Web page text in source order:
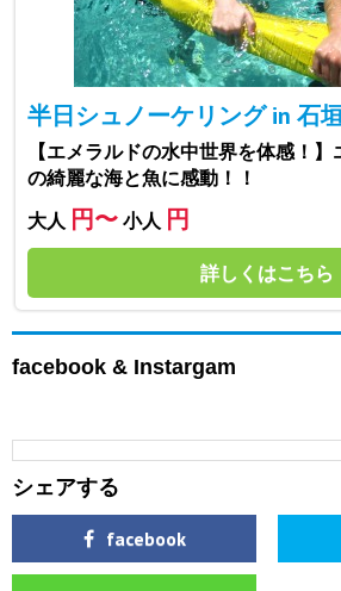
半日シュノーケリング in 石
【エメラルドの水中世界を体感！
の綺麗な海と魚に感動！！
大人 円〜 小人 円
詳しくはこちら
facebook & Instargam
シェアする
facebook